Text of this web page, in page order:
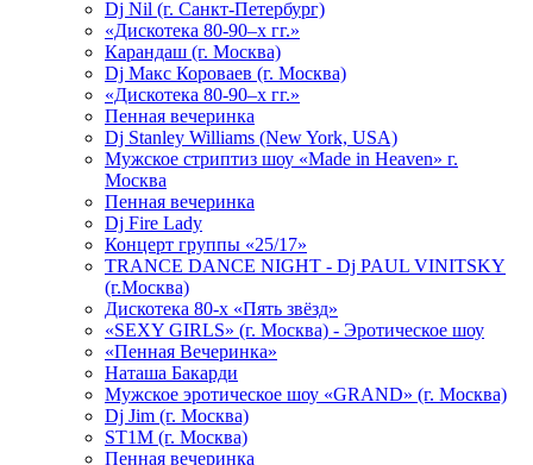
Dj Nil (г. Санкт-Петербург)
«Дискотека 80-90–х гг.»
Карандаш (г. Москва)
Dj Макс Короваев (г. Москва)
«Дискотека 80-90–х гг.»
Пенная вечеринка
Dj Stanley Williams (New York, USA)
Мужское стриптиз шоу «Made in Heaven» г.
Москва
Пенная вечеринка
Dj Fire Lady
Концерт группы «25/17»
TRANCE DANCE NIGHT - Dj PAUL VINITSKY
(г.Москва)
Дискотека 80-х «Пять звёзд»
«SEXY GIRLS» (г. Москва) - Эротическое шоу
«Пенная Вечеринка»
Hаташа Бакарди
Мужское эротическое шоу «GRAND» (г. Москва)
Dj Jim (г. Москва)
ST1M (г. Москва)
Пенная вечеринка